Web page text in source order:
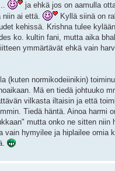
ja ehkä jos on aamulla
niin ai että.
Kyllä siinä on
kehissä. Krishna tulee
ko. kultin fani, mutta aika
ymmärtävät ehkä vain
(kuten normikodeiinikin)
Mä en tiedä johtuuko
vilkasta iltaisin ja että
Tiedä häntä. Ainoa harmi
mutta onko ne sitten niin
vain hymyilee ja hiplailee omia